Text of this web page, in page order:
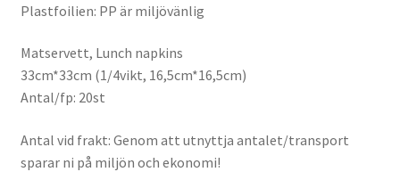
Plastfoilien: PP är miljövänlig
Matservett, Lunch napkins
33cm*33cm (1/4vikt, 16,5cm*16,5cm)
Antal/fp: 20st
Antal vid frakt: Genom att utnyttja antalet/transport
sparar ni på miljön och ekonomi!